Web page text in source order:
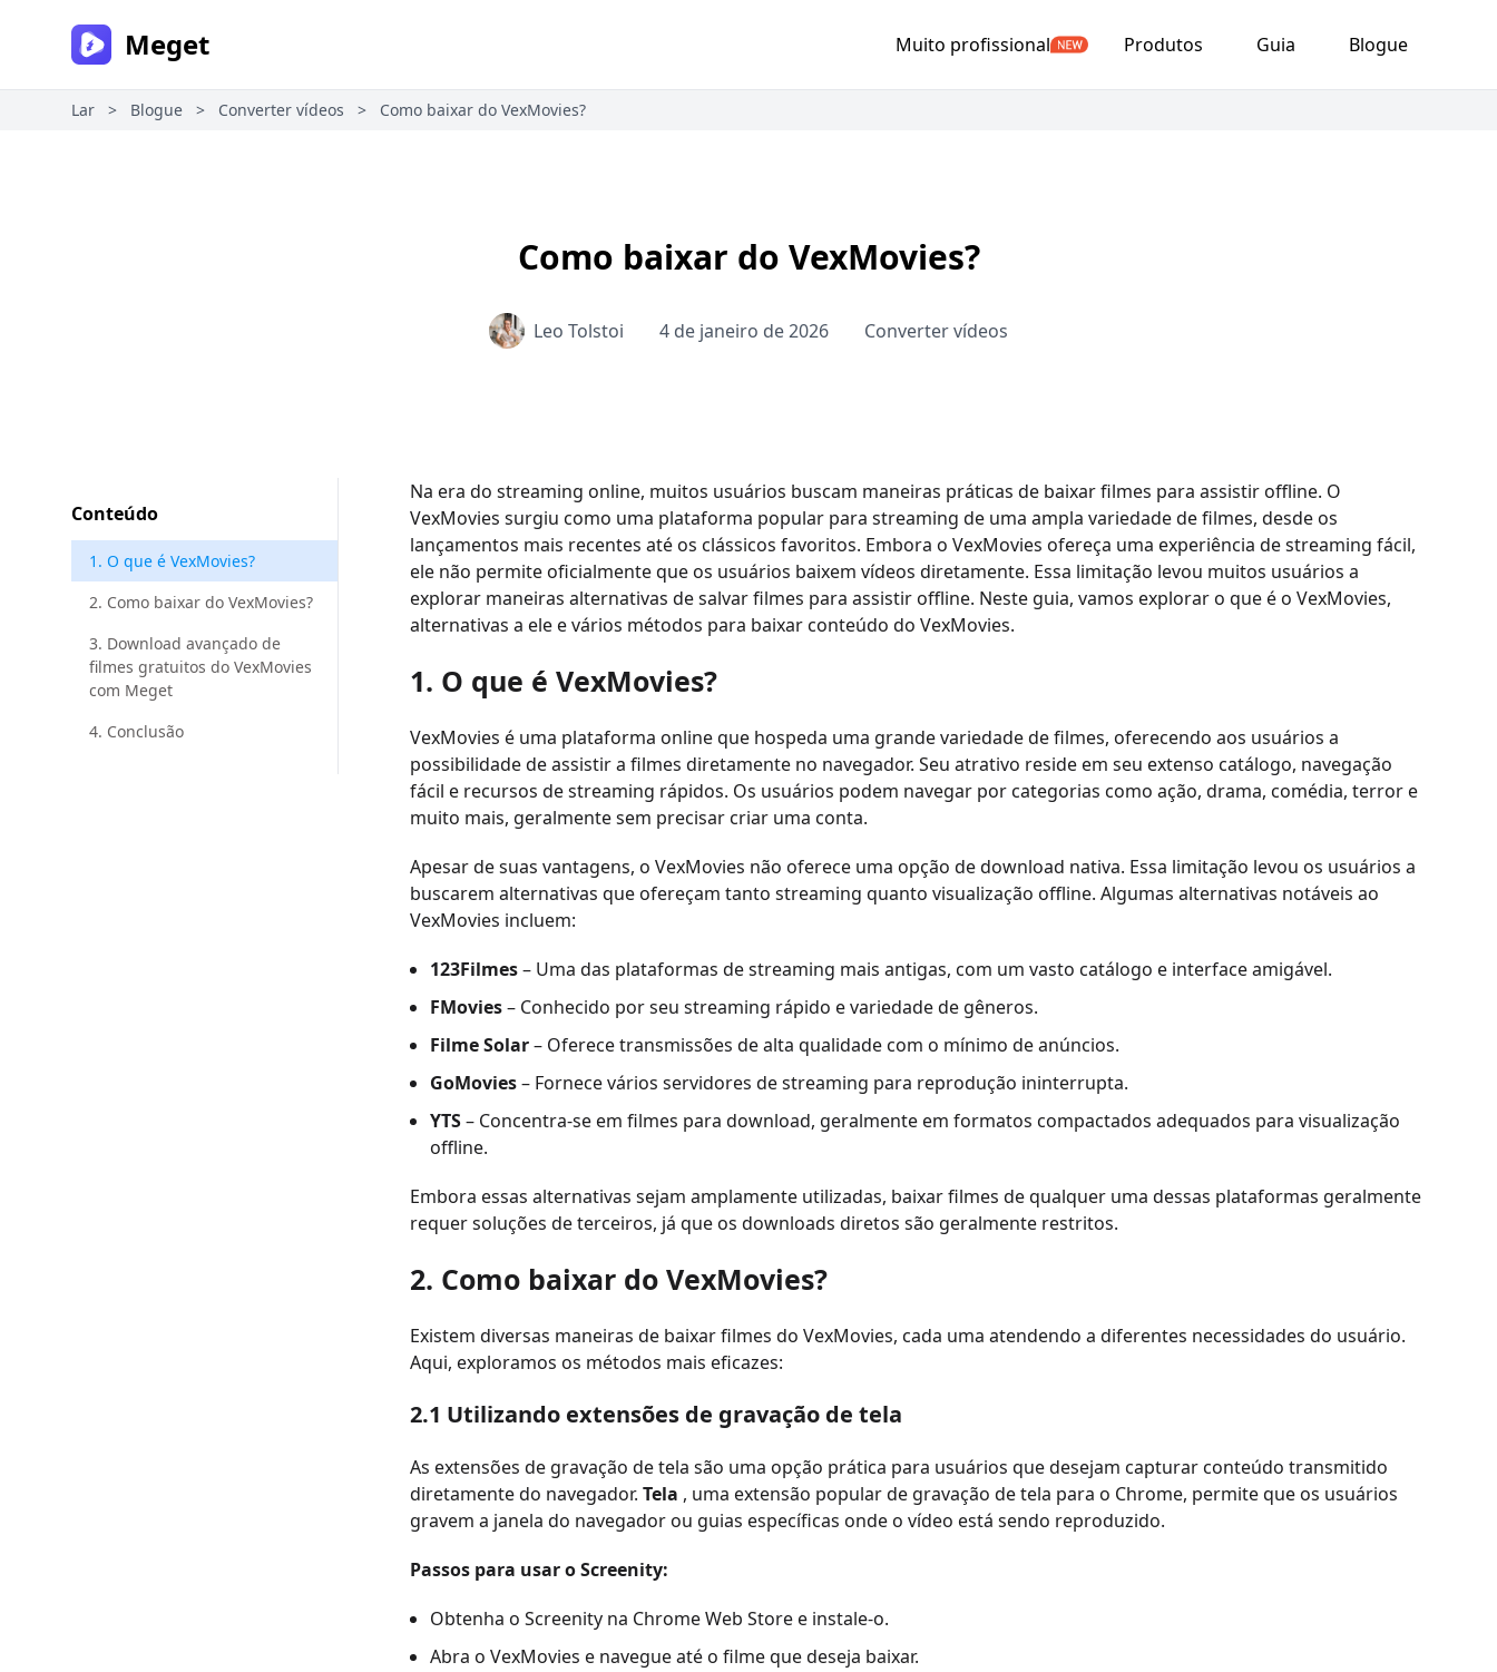
Meget Muito profissional Produtos Guia Blogue
Lar > Blogue > Converter vídeos > Como baixar do VexMovies?
Como baixar do VexMovies?
Leo Tolstoi 4 de janeiro de 2026 Converter vídeos
Conteúdo
1. O que é VexMovies?
2. Como baixar do VexMovies?
3. Download avançado de
filmes gratuitos do VexMovies
com Meget
4. Conclusão
Na era do streaming online, muitos usuários buscam maneiras práticas de baixar filmes para assistir offline. O
VexMovies surgiu como uma plataforma popular para streaming de uma ampla variedade de filmes, desde os
lançamentos mais recentes até os clássicos favoritos. Embora o VexMovies ofereça uma experiência de streaming fácil,
ele não permite oficialmente que os usuários baixem vídeos diretamente. Essa limitação levou muitos usuários a
explorar maneiras alternativas de salvar filmes para assistir offline. Neste guia, vamos explorar o que é o VexMovies,
alternativas a ele e vários métodos para baixar conteúdo do VexMovies.
1. O que é VexMovies?
VexMovies é uma plataforma online que hospeda uma grande variedade de filmes, oferecendo aos usuários a
possibilidade de assistir a filmes diretamente no navegador. Seu atrativo reside em seu extenso catálogo, navegação
fácil e recursos de streaming rápidos. Os usuários podem navegar por categorias como ação, drama, comédia, terror e
muito mais, geralmente sem precisar criar uma conta.
Apesar de suas vantagens, o VexMovies não oferece uma opção de download nativa. Essa limitação levou os usuários a
buscarem alternativas que ofereçam tanto streaming quanto visualização offline. Algumas alternativas notáveis ​​ao
VexMovies incluem:
123Filmes– Uma das plataformas de streaming mais antigas, com um vasto catálogo e interface amigável.
FMovies– Conhecido por seu streaming rápido e variedade de gêneros.
Filme Solar– Oferece transmissões de alta qualidade com o mínimo de anúncios.
GoMovies– Fornece vários servidores de streaming para reprodução ininterrupta.
YTS– Concentra-se em filmes para download, geralmente em formatos compactados adequados para visualização
offline.
Embora essas alternativas sejam amplamente utilizadas, baixar filmes de qualquer uma dessas plataformas geralmente
requer soluções de terceiros, já que os downloads diretos são geralmente restritos.
2. Como baixar do VexMovies?
Existem diversas maneiras de baixar filmes do VexMovies, cada uma atendendo a diferentes necessidades do usuário.
Aqui, exploramos os métodos mais eficazes:
2.1 Utilizando extensões de gravação de tela
As extensões de gravação de tela são uma opção prática para usuários que desejam capturar conteúdo transmitido
diretamente do navegador. Tela , uma extensão popular de gravação de tela para o Chrome, permite que os usuários
gravem a janela do navegador ou guias específicas onde o vídeo está sendo reproduzido.
Passos para usar o Screenity:
Obtenha o Screenity na Chrome Web Store e instale-o.
Abra o VexMovies e navegue até o filme que deseja baixar.